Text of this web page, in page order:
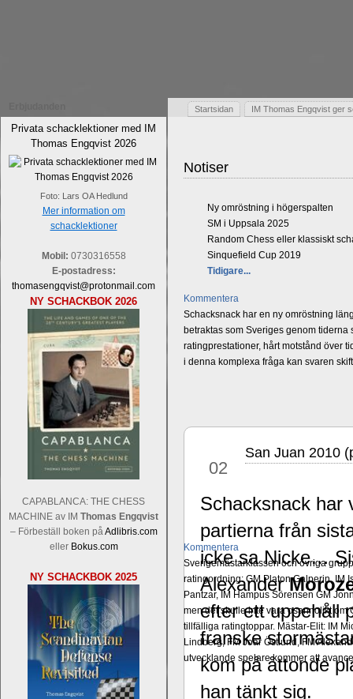
Privata schacklektioner med IM
Thomas Engqvist 2026
Foto: Lars OA Hedlund
Mer information om
schacklektioner
Mobil: 0730316558
E-postadress:
thomasengqvist@protonmail.com
NY SCHACKBOK 2026
CAPABLANCA: THE CHESS
MACHINE av IM Thomas Engqvist
– Förbeställ boken påAdlibris.com
eller Bokus.com
NY SCHACKBOK 2025
Startsidan IM Thomas Engqvist ger
Notiser
Ny omröstning i högerspalten
SM i Uppsala 2025
Random Chess eller klassiskt
Sinquefield Cup 2019
Tidigare...
Kommentera
Schacksnack har en ny omröstning
betraktas som Sveriges genom
ratingprestationer, hårt motstånd över
i denna komplexa fråga kan svaren
Kommentera
Sverigemästarklassen och övriga
ratingordning: GM Platon Galperin, IM
Pantzar, IM Hampus Sörensen GM
men det skulle inte vara osannolikt om
tillfälliga ratingtoppar. Mästar-Elit: IM
Lindberg, FM Joar Östlund, FM
utvecklande spelare kommer att
02
San Juan 2010
Schacksnack har
partierna från
icke sa Nicke…
Alexander
efter ett uppehåll
franske
kom på åttonde
han tänkt sig.